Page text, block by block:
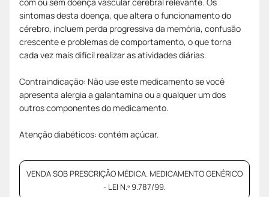
sintomas desta doença, que altera o funcionamento do
cérebro, incluem perda progressiva da memória, confusão
crescente e problemas de comportamento, o que torna
cada vez mais difícil realizar as atividades diárias.
Contraindicação: Não use este medicamento se você
apresenta alergia a galantamina ou a qualquer um dos
outros componentes do medicamento.
Atenção diabéticos: contém açúcar.
VENDA SOB PRESCRIÇÃO MÉDICA. MEDICAMENTO GENÉRICO
- LEI N.º 9.787/99.